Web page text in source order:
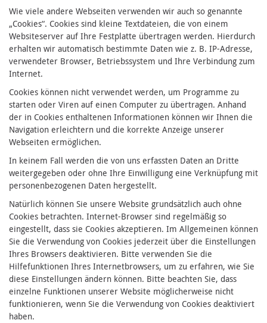
Wie viele andere Webseiten verwenden wir auch so genannte
„Cookies“. Cookies sind kleine Textdateien, die von einem
Websiteserver auf Ihre Festplatte übertragen werden. Hierdurch
erhalten wir automatisch bestimmte Daten wie z. B. IP-Adresse,
verwendeter Browser, Betriebssystem und Ihre Verbindung zum
Internet.
Cookies können nicht verwendet werden, um Programme zu
starten oder Viren auf einen Computer zu übertragen. Anhand
der in Cookies enthaltenen Informationen können wir Ihnen die
Navigation erleichtern und die korrekte Anzeige unserer
Webseiten ermöglichen.
In keinem Fall werden die von uns erfassten Daten an Dritte
weitergegeben oder ohne Ihre Einwilligung eine Verknüpfung mit
personenbezogenen Daten hergestellt.
Natürlich können Sie unsere Website grundsätzlich auch ohne
Cookies betrachten. Internet-Browser sind regelmäßig so
eingestellt, dass sie Cookies akzeptieren. Im Allgemeinen können
Sie die Verwendung von Cookies jederzeit über die Einstellungen
Ihres Browsers deaktivieren. Bitte verwenden Sie die
Hilfefunktionen Ihres Internetbrowsers, um zu erfahren, wie Sie
diese Einstellungen ändern können. Bitte beachten Sie, dass
einzelne Funktionen unserer Website möglicherweise nicht
funktionieren, wenn Sie die Verwendung von Cookies deaktiviert
haben.